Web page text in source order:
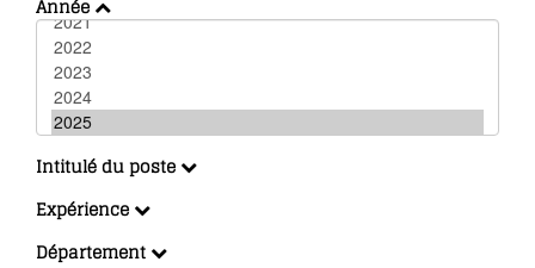
Année
Intitulé du poste
Expérience
Département